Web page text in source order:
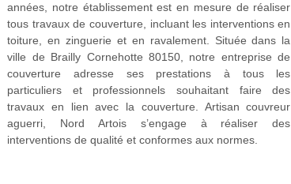
années, notre établissement est en mesure de réaliser
tous travaux de couverture, incluant les interventions en
toiture, en zinguerie et en ravalement. Située dans la
ville de Brailly Cornehotte 80150, notre entreprise de
couverture adresse ses prestations à tous les
particuliers et professionnels souhaitant faire des
travaux en lien avec la couverture. Artisan couvreur
aguerri, Nord Artois s’engage à réaliser des
interventions de qualité et conformes aux normes.